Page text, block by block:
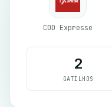
COD Expresse
2
GATILHOS